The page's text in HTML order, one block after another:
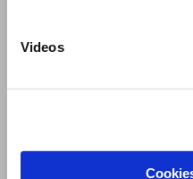
Videos
Impressum und
Datenschutz